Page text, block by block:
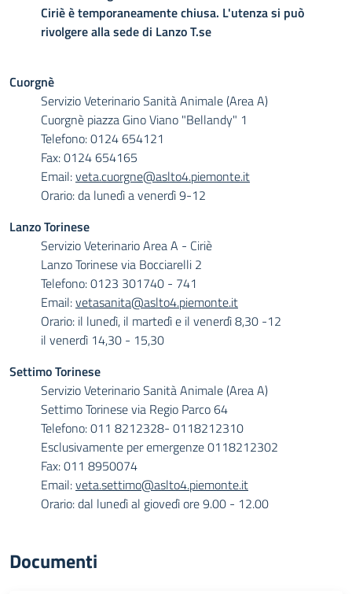
Ciriè è temporaneamente chiusa. L'utenza si può
rivolgere alla sede di Lanzo T.se
Cuorgnè
Servizio Veterinario Sanità Animale (Area A)
Cuorgnè piazza Gino Viano "Bellandy" 1
Telefono: 0124 654121
Fax: 0124 654165
Email:veta.cuorgne@aslto4.piemonte.it
Orario: da lunedì a venerdì 9-12
Lanzo Torinese
Servizio Veterinario Area A - Ciriè
Lanzo Torinese via Bocciarelli 2
Telefono: 0123 301740 - 741
Email:vetasanita@aslto4.piemonte.it
Orario: il lunedì, il martedì e il venerdì 8,30 -12
il venerdì 14,30 - 15,30
Settimo Torinese
Servizio Veterinario Sanità Animale (Area A)
Settimo Torinese via Regio Parco 64
Telefono: 011 8212328- 0118212310
Esclusivamente per emergenze 0118212302
Fax: 011 8950074
Email:veta.settimo@aslto4.piemonte.it
Orario: dal lunedì al giovedì ore 9.00 - 12.00
Documenti